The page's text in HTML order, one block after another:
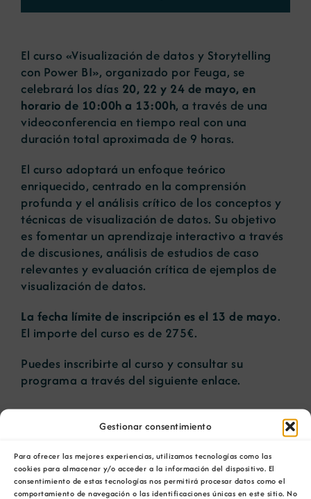
Gestionar consentimiento
Para ofrecer las mejores experiencias, utilizamos tecnologías como las
cookies para almacenar y/o acceder a la información del dispositivo. El
consentimiento de estas tecnologías nos permitirá procesar datos como el
comportamiento de navegación o las identificaciones únicas en este sitio. No
Portal de empleo
Contacto
El curso «Visualización de datos y Storytelling
con Power BI», organizado por Feuga, se
celebrará los días 20, 22 y 24 de mayo, en
horario de 10:00h a 13:00h, a través de una
videoconferencia en tiempo real con una
duración total aproximada de 9 horas.
El curso adoptará un enfoque teórico
enriquecido, centrado en la comprensión
profunda y el análisis crítico de los conceptos y
técnicas de visualización de datos. Su objetivo
es fomentar un aprendizaje interactivo a través
de discusiones, análisis de estudios de caso
relevantes y evaluación crítica de ejemplos de
visualización de datos.
La fecha límite de inscripción es el 13 de mayo.
El importe del curso es de 275€.
Puedes inscribirte al curso y consultar su
programa a través del siguiente enlace.